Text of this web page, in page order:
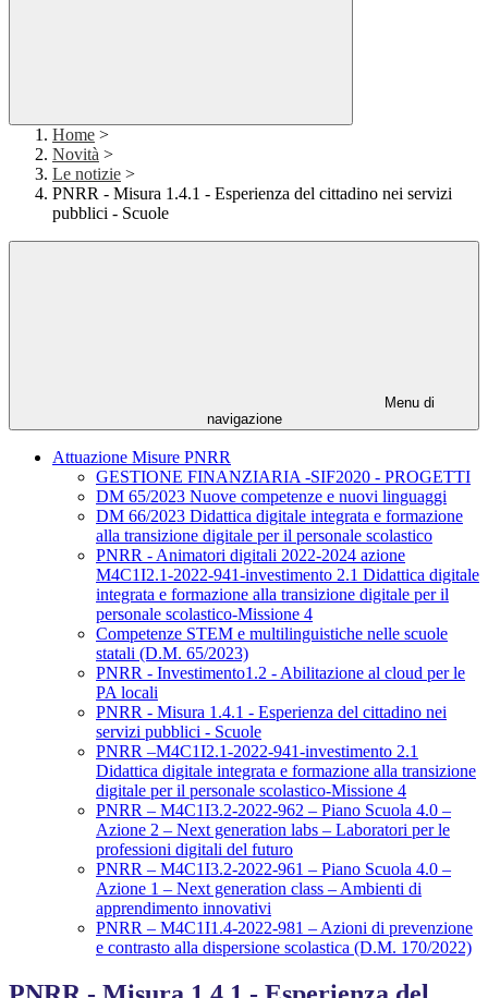
Home >
Novità >
Le notizie >
PNRR - Misura 1.4.1 - Esperienza del cittadino nei servizi
pubblici - Scuole
Menu di
navigazione
Attuazione Misure PNRR
GESTIONE FINANZIARIA -SIF2020 - PROGETTI
DM 65/2023 Nuove competenze e nuovi linguaggi
DM 66/2023 Didattica digitale integrata e formazione
alla transizione digitale per il personale scolastico
PNRR - Animatori digitali 2022-2024 azione
M4C1I2.1-2022-941-investimento 2.1 Didattica digitale
integrata e formazione alla transizione digitale per il
personale scolastico-Missione 4
Competenze STEM e multilinguistiche nelle scuole
statali (D.M. 65/2023)
PNRR - Investimento1.2 - Abilitazione al cloud per le
PA locali
PNRR - Misura 1.4.1 - Esperienza del cittadino nei
servizi pubblici - Scuole
PNRR –M4C1I2.1-2022-941-investimento 2.1
Didattica digitale integrata e formazione alla transizione
digitale per il personale scolastico-Missione 4
PNRR – M4C1I3.2-2022-962 – Piano Scuola 4.0 –
Azione 2 – Next generation labs – Laboratori per le
professioni digitali del futuro
PNRR – M4C1I3.2-2022-961 – Piano Scuola 4.0 –
Azione 1 – Next generation class – Ambienti di
apprendimento innovativi
PNRR – M4C1I1.4-2022-981 – Azioni di prevenzione
e contrasto alla dispersione scolastica (D.M. 170/2022)